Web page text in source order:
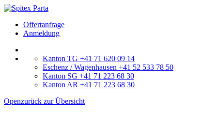
Offertanfrage
Anmeldung
Kanton TG +41 71 620 09 14
Eschenz / Wagenhausen +41 52 533 78 50
Kanton SG +41 71 223 68 30
Kanton AR +41 71 223 68 30
Openzurück zur Übersicht